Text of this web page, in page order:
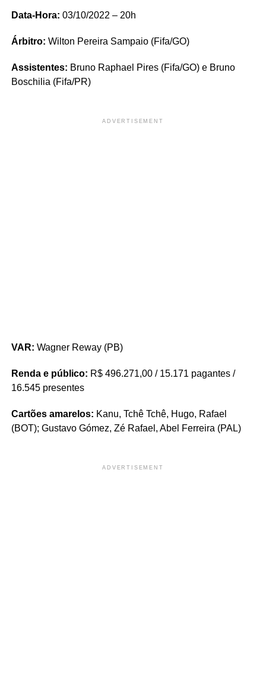
Data-Hora: 03/10/2022 – 20h
Árbitro: Wilton Pereira Sampaio (Fifa/GO)
Assistentes: Bruno Raphael Pires (Fifa/GO) e Bruno
Boschilia (Fifa/PR)
ADVERTISEMENT
VAR: Wagner Reway (PB)
Renda e público: R$ 496.271,00 / 15.171 pagantes /
16.545 presentes
Cartões amarelos: Kanu, Tchê Tchê, Hugo, Rafael
(BOT); Gustavo Gómez, Zé Rafael, Abel Ferreira (PAL)
ADVERTISEMENT